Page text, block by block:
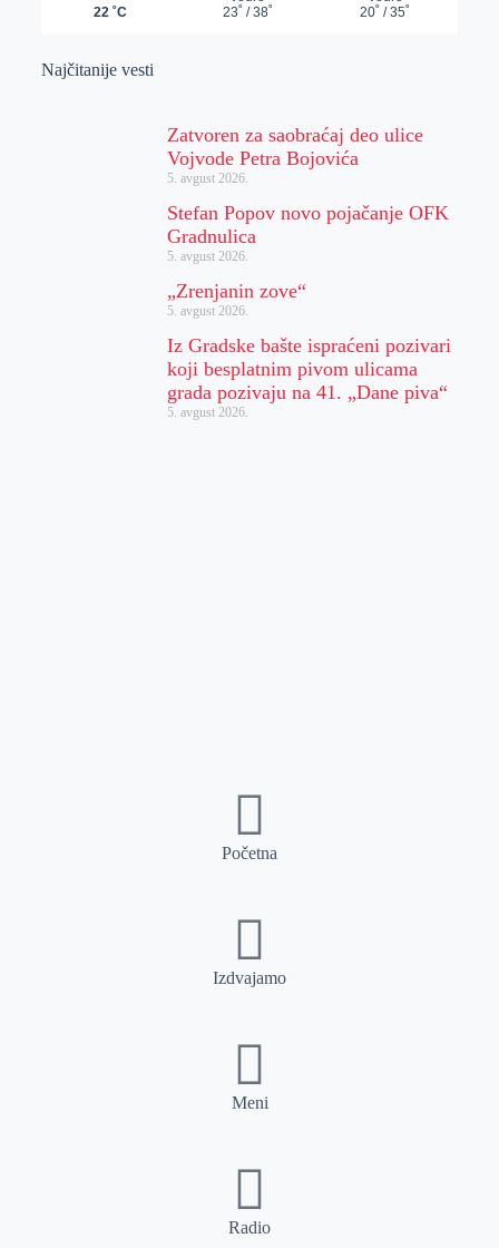
Najčitanije vesti
Zatvoren za saobraćaj deo ulice
Vojvode Petra Bojovića
5. avgust 2026.
Stefan Popov novo pojačanje OFK
Gradnulica
5. avgust 2026.
„Zrenjanin zove“
5. avgust 2026.
Iz Gradske bašte ispraćeni pozivari
koji besplatnim pivom ulicama
grada pozivaju na 41. „Dane piva“
5. avgust 2026.
Početna
Izdvajamo
Meni
Radio